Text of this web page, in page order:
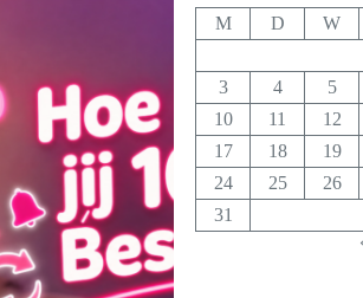
M D W
3
4 5
10
11 12
17
18 19
24
25 26
31